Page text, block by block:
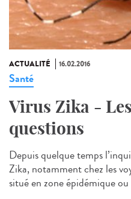
ACTUALITÉ 16.02.2016
Santé
Virus Zika -
questions
Depuis quelque temps
Zika, notamment chez les
situé en zone épidémique ou